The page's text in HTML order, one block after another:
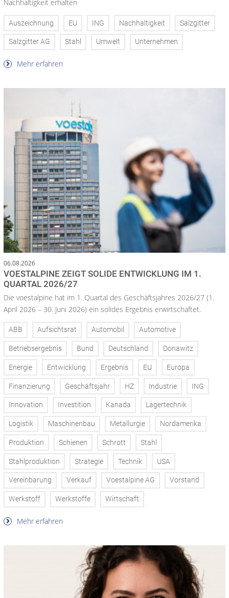
Nachhaltigkeit erhalten
Auszeichnung EU ING Nachhaltigkeit Salzgitter
Salzgitter AG Stahl Umwelt Unternehmen
Mehr erfahren
06.08.2026
VOESTALPINE ZEIGT SOLIDE ENTWICKLUNG IM 1.
QUARTAL 2026/27
Die voestalpine hat im 1. Quartal des Geschäftsjahres 2026/27 (1.
April 2026 – 30. Juni 2026) ein solides Ergebnis erwirtschaftet.
ABB Aufsichtsrat Automobil Automotive
Betriebsergebnis Bund Deutschland Donawitz
Energie Entwicklung Ergebnis EU Europa
Finanzierung Geschäftsjahr HZ Industrie ING
Innovation Investition Kanada Lagertechnik
Logistik Maschinenbau Metallurgie Nordamerika
Produktion Schienen Schrott Stahl
Stahlproduktion Strategie Technik USA
Vereinbarung Verkauf Voestalpine AG Vorstand
Werkstoff Werkstoffe Wirtschaft
Mehr erfahren